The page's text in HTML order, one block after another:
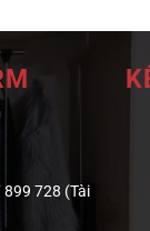
728 (Tài